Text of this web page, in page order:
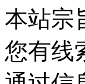
本站宗
您有线